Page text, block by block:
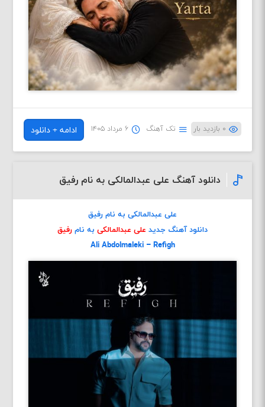
۰ بازدید بار تک آهنگ ۶ مرداد ۱۴۰۵ ادامه + دانلود
دانلود آهنگ علی عبدالمالکی به نام رفیق
علی عبدالمالکی به نام رفیق
دانلود آهنگ جدید علی عبدالمالکی به نام رفیق
Ali Abdolmaleki – Refigh